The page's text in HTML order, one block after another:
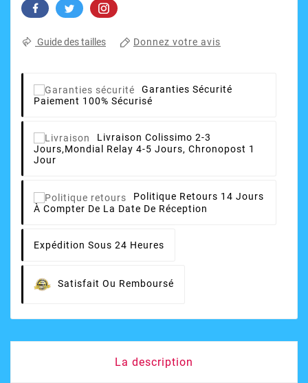
Guide des tailles Donnez votre avis
Garanties Sécurité
Paiement 100% Sécurisé
Livraison Colissimo 2-3
Jours,Mondial Relay 4-5 Jours, Chronopost 1
Jour
Politique Retours 14 Jours
À Compter De La Date De Réception
Expédition Sous 24 Heures
Satisfait Ou Remboursé
La description